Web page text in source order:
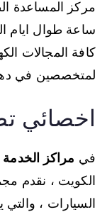
ساعة طوال ايام
كافة المجالات
لمتخصصين في
اخصائي
في مراكز
الكويت ، نقدم
السيارات ،